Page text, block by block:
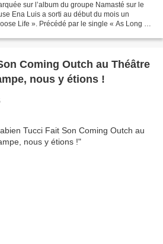
sur l’album du groupe Namasté sur le
Ena Luis a sorti au début du mois un
Life ». Précédé par le single « As Long As
Coming Outch au Théâtre
nous y étions !